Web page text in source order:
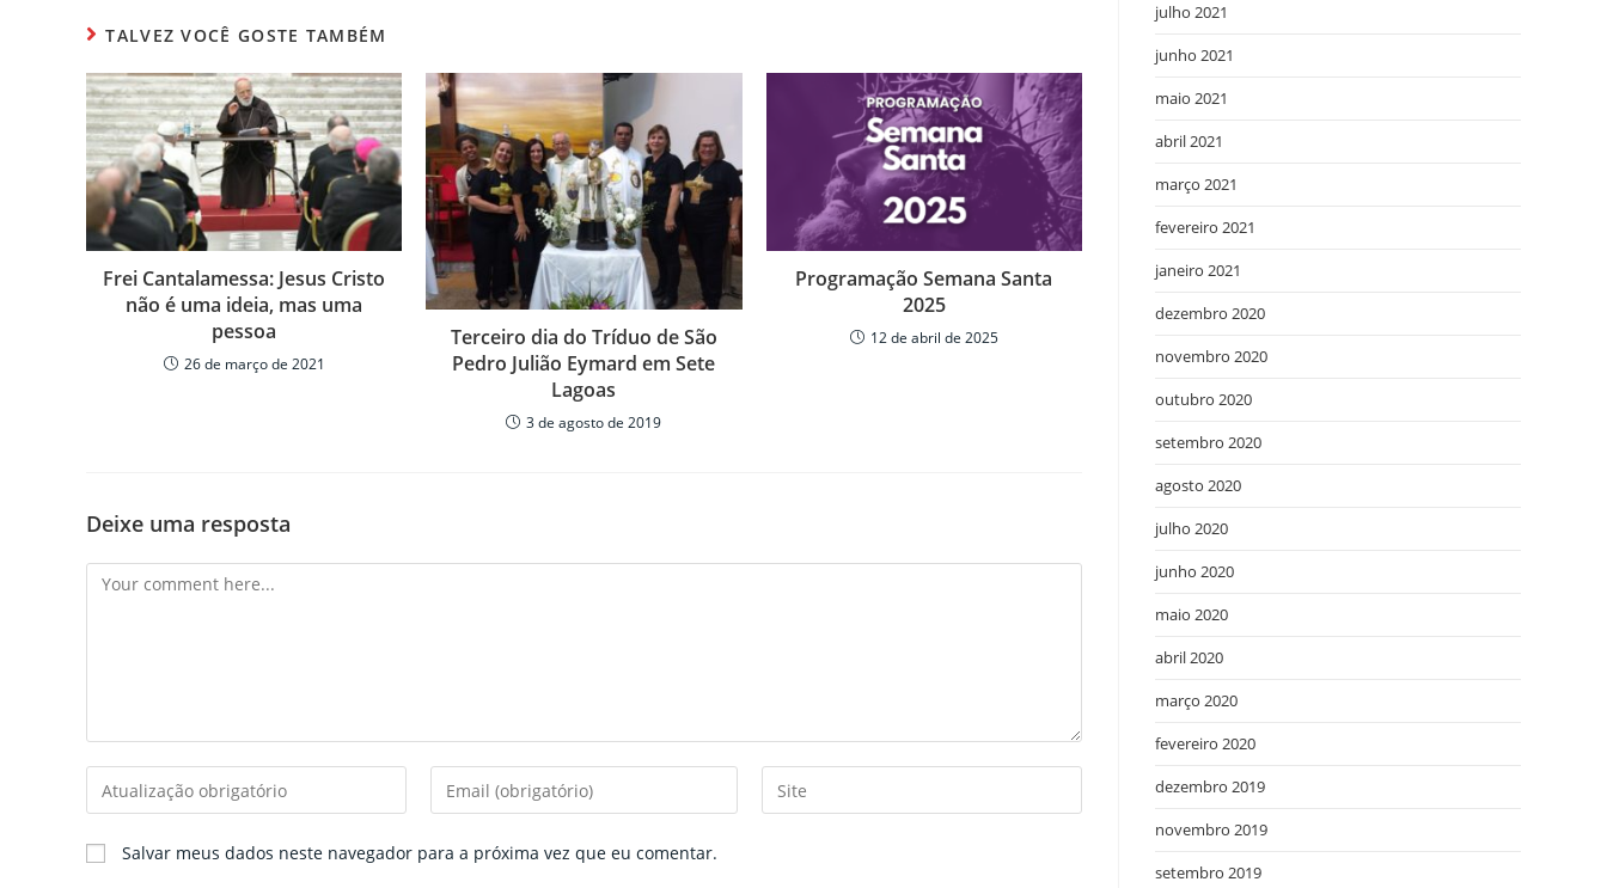
s
A
p
p
e
b
o
o
k
er p
ar
til
h
ar
TALVEZ VOCÊ GOSTE TAMBÉM
Frei Cantalamessa: Jesus Cristo
não é uma ideia, mas uma
pessoa
26 de março de 2021
Terceiro dia do Tríduo de São
Pedro Julião Eymard em Sete
Lagoas
3 de agosto de 2019
Programação Semana Santa
2025
12 de abril de 2025
Deixe uma resposta
Comment
Enter
your
name
or
Enter
your
address
Enter
your
Salvar meus dados neste navegador para a próxima vez que eu comentar.
julho 2021
junho 2021
maio 2021
abril 2021
março 2021
fevereiro 2021
janeiro 2021
dezembro 2020
novembro 2020
outubro 2020
setembro 2020
agosto 2020
julho 2020
junho 2020
maio 2020
abril 2020
março 2020
fevereiro 2020
dezembro 2019
novembro 2019
setembro 2019